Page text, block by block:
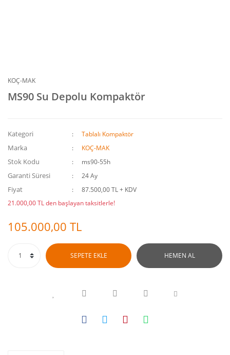
KOÇ-MAK
MS90 Su Depolu Kompaktör
Kategori Tablalı Kompaktör
Marka KOÇ-MAK
Stok Kodu ms90-55h
Garanti Süresi 24 Ay
Fiyat
87.500,00 TL + KDV
21.000,00 TL den başlayan taksitlerle!
105.000,00 TL
SEPETE EKLE HEMEN AL